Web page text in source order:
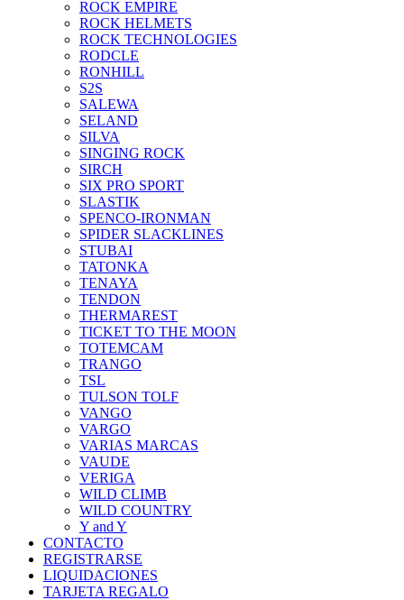
ROCK EMPIRE
ROCK HELMETS
ROCK TECHNOLOGIES
RODCLE
RONHILL
S2S
SALEWA
SELAND
SILVA
SINGING ROCK
SIRCH
SIX PRO SPORT
SLASTIK
SPENCO-IRONMAN
SPIDER SLACKLINES
STUBAI
TATONKA
TENAYA
TENDON
THERMAREST
TICKET TO THE MOON
TOTEMCAM
TRANGO
TSL
TULSON TOLF
VANGO
VARGO
VARIAS MARCAS
VAUDE
VERIGA
WILD CLIMB
WILD COUNTRY
Y and Y
CONTACTO
REGISTRARSE
LIQUIDACIONES
TARJETA REGALO